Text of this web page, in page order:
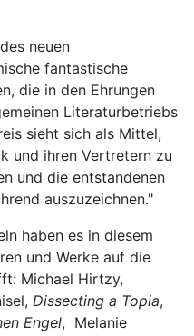
neuen
fantastische
die in den Ehrungen
Literaturbetriebs
sieht sich als Mittel,
und ihren Vertretern zu
und die entstandenen
auszuzeichnen."
haben es in diesem
und Werke auf die
Michael Hirtzy,
Dissecting a Topia,
Engel, Melanie